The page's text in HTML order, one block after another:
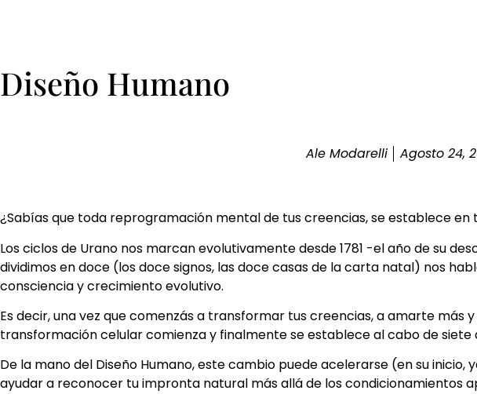
Diseño Humano
Ale Modarelli Agosto 24,
¿Sabías que toda reprogramación mental de tus creencias, se establece
Los ciclos de Urano nos marcan evolutivamente desde 1781 -el año de su
dividimos en doce (los doce signos, las doce casas de la carta natal) nos
consciencia y crecimiento evolutivo.
Es decir, una vez que comenzás a transformar tus creencias, a amarte
transformación celular comienza y finalmente se establece al cabo de siete
De la mano del Diseño Humano, este cambio puede acelerarse (en su
ayudar a reconocer tu impronta natural más allá de los condicionamientos